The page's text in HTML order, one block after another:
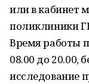
или в кабинет
поликлиники
Время работы
08.00 до 20.00,
исследование